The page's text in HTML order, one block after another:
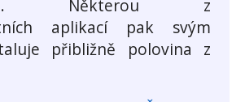
Některou z
aplikací pak svým
přibližně polovina z